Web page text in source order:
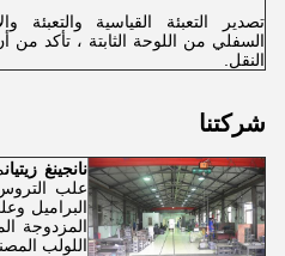
تصدير التعبئة القياسية والتعبئة
السفلي من اللوحة الثابتة ، تأكد من
النقل.
شركتنا
نانجينغ زيتيان
علب التروس
البراميل
المزدوجة
اللولب